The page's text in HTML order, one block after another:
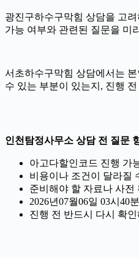
광진구하수구막힘 상담을 고
가능 여부와 관련된 질문을 미
서초하수구막힘 상담에서는
수 있는 부분이 있는지, 진행
인천탐정사무소 상담 전 질문
아고다할인코드 진행 가
비용이나 조건이 달라질
준비해야 할 자료나 사전
2026년07월06일 03시40
진행 전 반드시 다시 확